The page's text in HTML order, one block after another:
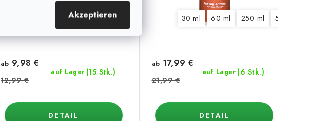
Akzeptieren
1 l 5 l 10 l
auf Lager (15 Stk.)
ab 9,98 €
12,99 €
DETAIL
30 ml 60 ml 250 ml 500 ml
auf Lager (6 Stk.)
ab 17,99 €
21,99 €
DETAIL